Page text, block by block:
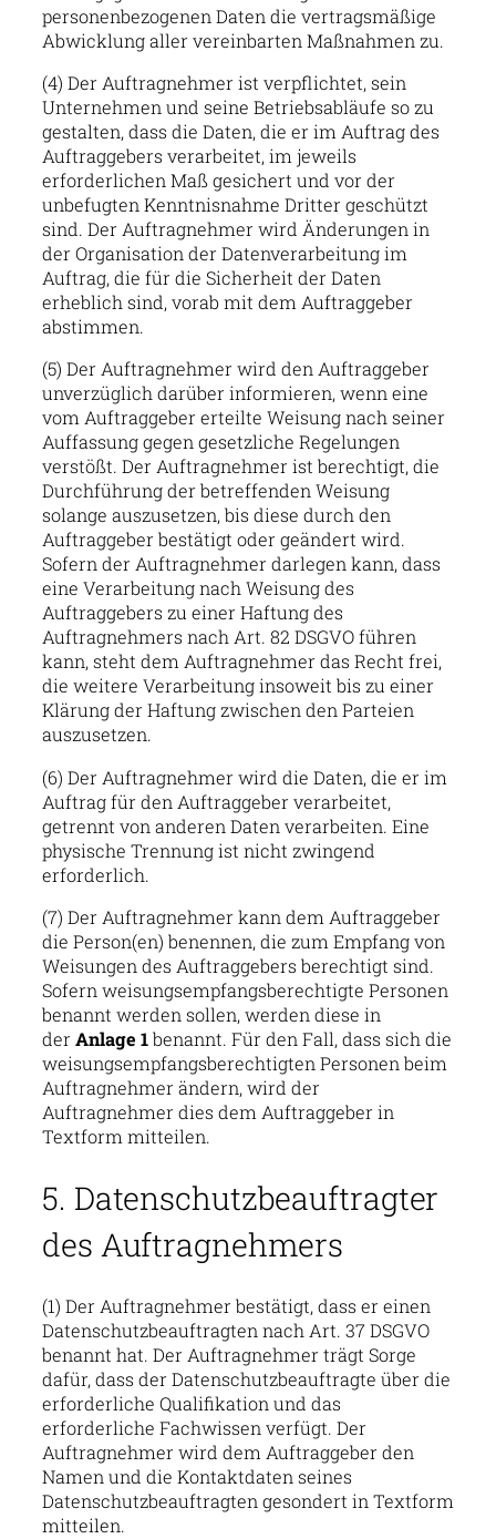
personenbezogenen Daten die vertragsmäßige
Abwicklung aller vereinbarten Maßnahmen zu.
(4) Der Auftragnehmer ist verpflichtet, sein
Unternehmen und seine Betriebsabläufe so zu
gestalten, dass die Daten, die er im Auftrag des
Auftraggebers verarbeitet, im jeweils
erforderlichen Maß gesichert und vor der
unbefugten Kenntnisnahme Dritter geschützt
sind. Der Auftragnehmer wird Änderungen in
der Organisation der Datenverarbeitung im
Auftrag, die für die Sicherheit der Daten
erheblich sind, vorab mit dem Auftraggeber
abstimmen.
(5) Der Auftragnehmer wird den Auftraggeber
unverzüglich darüber informieren, wenn eine
vom Auftraggeber erteilte Weisung nach seiner
Auffassung gegen gesetzliche Regelungen
verstößt. Der Auftragnehmer ist berechtigt, die
Durchführung der betreffenden Weisung
solange auszusetzen, bis diese durch den
Auftraggeber bestätigt oder geändert wird.
Sofern der Auftragnehmer darlegen kann, dass
eine Verarbeitung nach Weisung des
Auftraggebers zu einer Haftung des
Auftragnehmers nach Art. 82 DSGVO führen
kann, steht dem Auftragnehmer das Recht frei,
die weitere Verarbeitung insoweit bis zu einer
Klärung der Haftung zwischen den Parteien
auszusetzen.
(6) Der Auftragnehmer wird die Daten, die er im
Auftrag für den Auftraggeber verarbeitet,
getrennt von anderen Daten verarbeiten. Eine
physische Trennung ist nicht zwingend
erforderlich.
(7) Der Auftragnehmer kann dem Auftraggeber
die Person(en) benennen, die zum Empfang von
Weisungen des Auftraggebers berechtigt sind.
Sofern weisungsempfangsberechtigte Personen
benannt werden sollen, werden diese in
der Anlage 1benannt. Für den Fall, dass sich die
weisungsempfangsberechtigten Personen beim
Auftragnehmer ändern, wird der
Auftragnehmer dies dem Auftraggeber in
Textform mitteilen.
5. Datenschutzbeauftragter
des Auftragnehmers
(1) Der Auftragnehmer bestätigt, dass er einen
Datenschutzbeauftragten nach Art. 37 DSGVO
benannt hat. Der Auftragnehmer trägt Sorge
dafür, dass der Datenschutzbeauftragte über die
erforderliche Qualifikation und das
erforderliche Fachwissen verfügt. Der
Auftragnehmer wird dem Auftraggeber den
Namen und die Kontaktdaten seines
Datenschutzbeauftragten gesondert in Textform
mitteilen.